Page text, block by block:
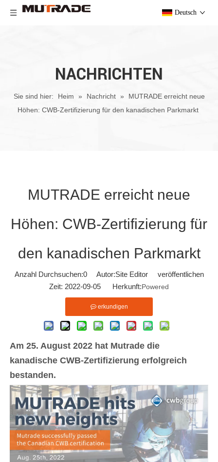
Deutsch
NACHRICHTEN
Sie sind hier: Heim » Nachricht »
MUTRADE erreicht neue
Höhen: CWB-Zertifizierung für den kanadischen Parkmarkt
MUTRADE erreicht neue
Höhen: CWB-Zertifizierung für
den kanadischen Parkmarkt
Anzahl Durchsuchen:0Autor:Site Editor veröffentlichen
Zeit: 2022-09-05 Herkunft:Powered
erkundigen
Am 25. August 2022 hat Mutrade die
kanadische CWB-Zertifizierung erfolgreich
bestanden.